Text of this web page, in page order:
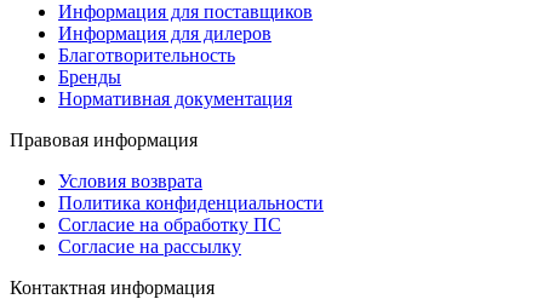
Информация для поставщиков
Информация для дилеров
Благотворительность
Бренды
Нормативная документация
Правовая информация
Условия возврата
Политика конфиденциальности
Согласие на обработку ПС
Согласие на рассылку
Контактная информация